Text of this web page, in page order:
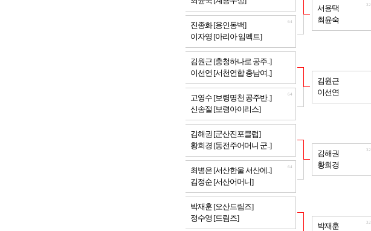
진종화 [용인동백]
이자영 [아리아 임펙트]
64
김원근 [충청하나로 공주..]
이선연 [서천연합 충남여..]
고영수 [보령명천 공주반..]
신송절 [보령아이리스]
64
김해권 [군산진포클럽]
황희경 [동전주어머니 군..]
최병은 [서산한울 서산에..]
김정순 [서산어머니]
64
박재훈 [오산드림즈]
정수영 [드림즈]
서용택
최윤숙
32
김원근
이선연
김해권
황희경
32
박재훈
32